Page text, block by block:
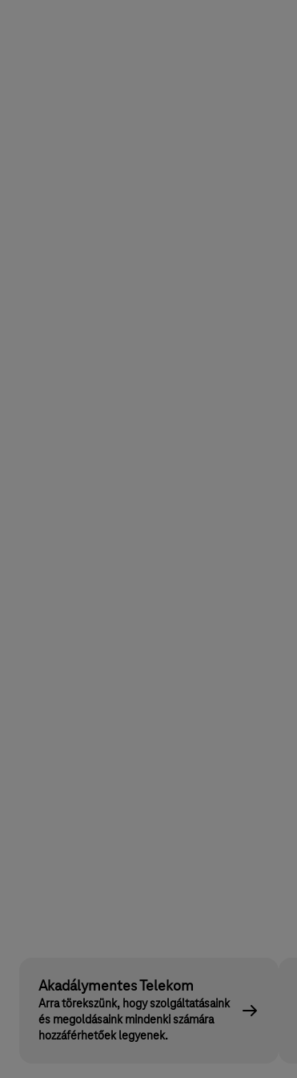
Akadálymentes Telekom
Arra törekszünk, hogy szolgáltatásaink
és megoldásaink mindenki számára
hozzáférhetőek legyenek.